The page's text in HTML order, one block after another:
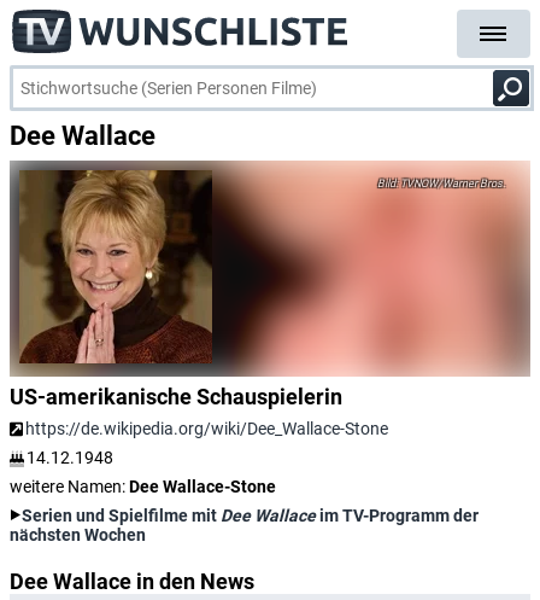
Dee Wallace
TVNOW/Warner Bros.
US-amerikanische Schauspielerin
https://de.wikipedia.org/wiki/Dee_Wallace-Stone
14.12.1948
weitere Namen:Dee Wallace-Stone
Serien und Spielfilme mit Dee Wallaceim TV-Programm der
nächsten Wochen
Dee Wallace in den News